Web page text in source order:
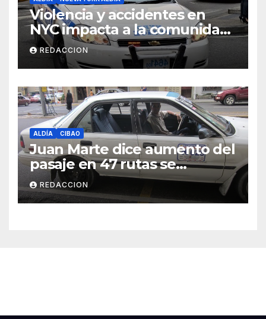
Violencia y accidentes en
NYC impacta a la comunidad
dominicana
REDACCION
ALDÍA CIBAO
Juan Marte dice aumento del
pasaje en 47 rutas se
mantiene
REDACCION